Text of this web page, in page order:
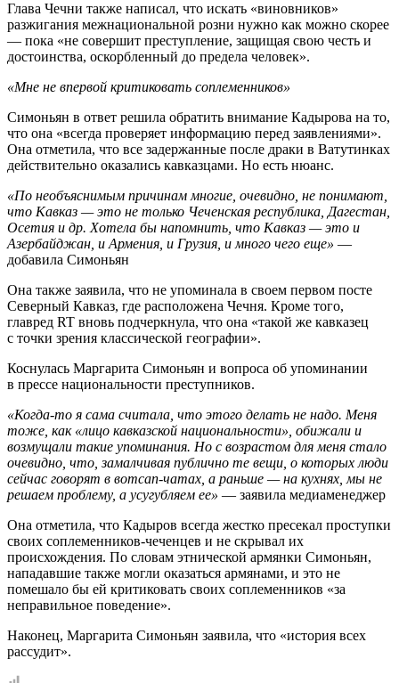
Глава Чечни также написал, что искать «виновников»
разжигания межнациональной розни нужно как можно скорее
— пока «не совершит преступление, защищая свою честь и
достоинства, оскорбленный до предела человек».
«Мне не впервой критиковать соплеменников»
Симоньян в ответ решила обратить внимание Кадырова на то,
что она «всегда проверяет информацию перед заявлениями».
Она отметила, что все задержанные после драки в Ватутинках
действительно оказались кавказцами. Но есть нюанс.
«По необъяснимым причинам многие, очевидно, не понимают,
что Кавказ — это не только Чеченская республика, Дагестан,
Осетия и др. Хотела бы напомнить, что Кавказ — это и
Азербайджан, и Армения, и Грузия, и много чего еще» —
добавила Симоньян
Она также заявила, что не упоминала в своем первом посте
Северный Кавказ, где расположена Чечня. Кроме того,
главред RT вновь подчеркнула, что она «такой же кавказец
с точки зрения классической географии».
Коснулась Маргарита Симоньян и вопроса об упоминании
в прессе национальности преступников.
«Когда-то я сама считала, что этого делать не надо. Меня
тоже, как «лицо кавказской национальности», обижали и
возмущали такие упоминания. Но с возрастом для меня стало
очевидно, что, замалчивая публично те вещи, о которых люди
сейчас говорят в вотсап-чатах, а раньше — на кухнях, мы не
решаем проблему, а усугубляем ее» — заявила медиаменеджер
Она отметила, что Кадыров всегда жестко пресекал проступки
своих соплеменников-чеченцев и не скрывал их
происхождения. По словам этнической армянки Симоньян,
нападавшие также могли оказаться армянами, и это не
помешало бы ей критиковать своих соплеменников «за
неправильное поведение».
Наконец, Маргарита Симоньян заявила, что «история всех
рассудит».